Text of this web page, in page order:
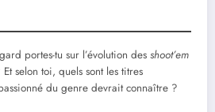
portes-tu sur l’évolution des shoot’em
selon toi, quels sont les titres
du genre devrait connaître ?